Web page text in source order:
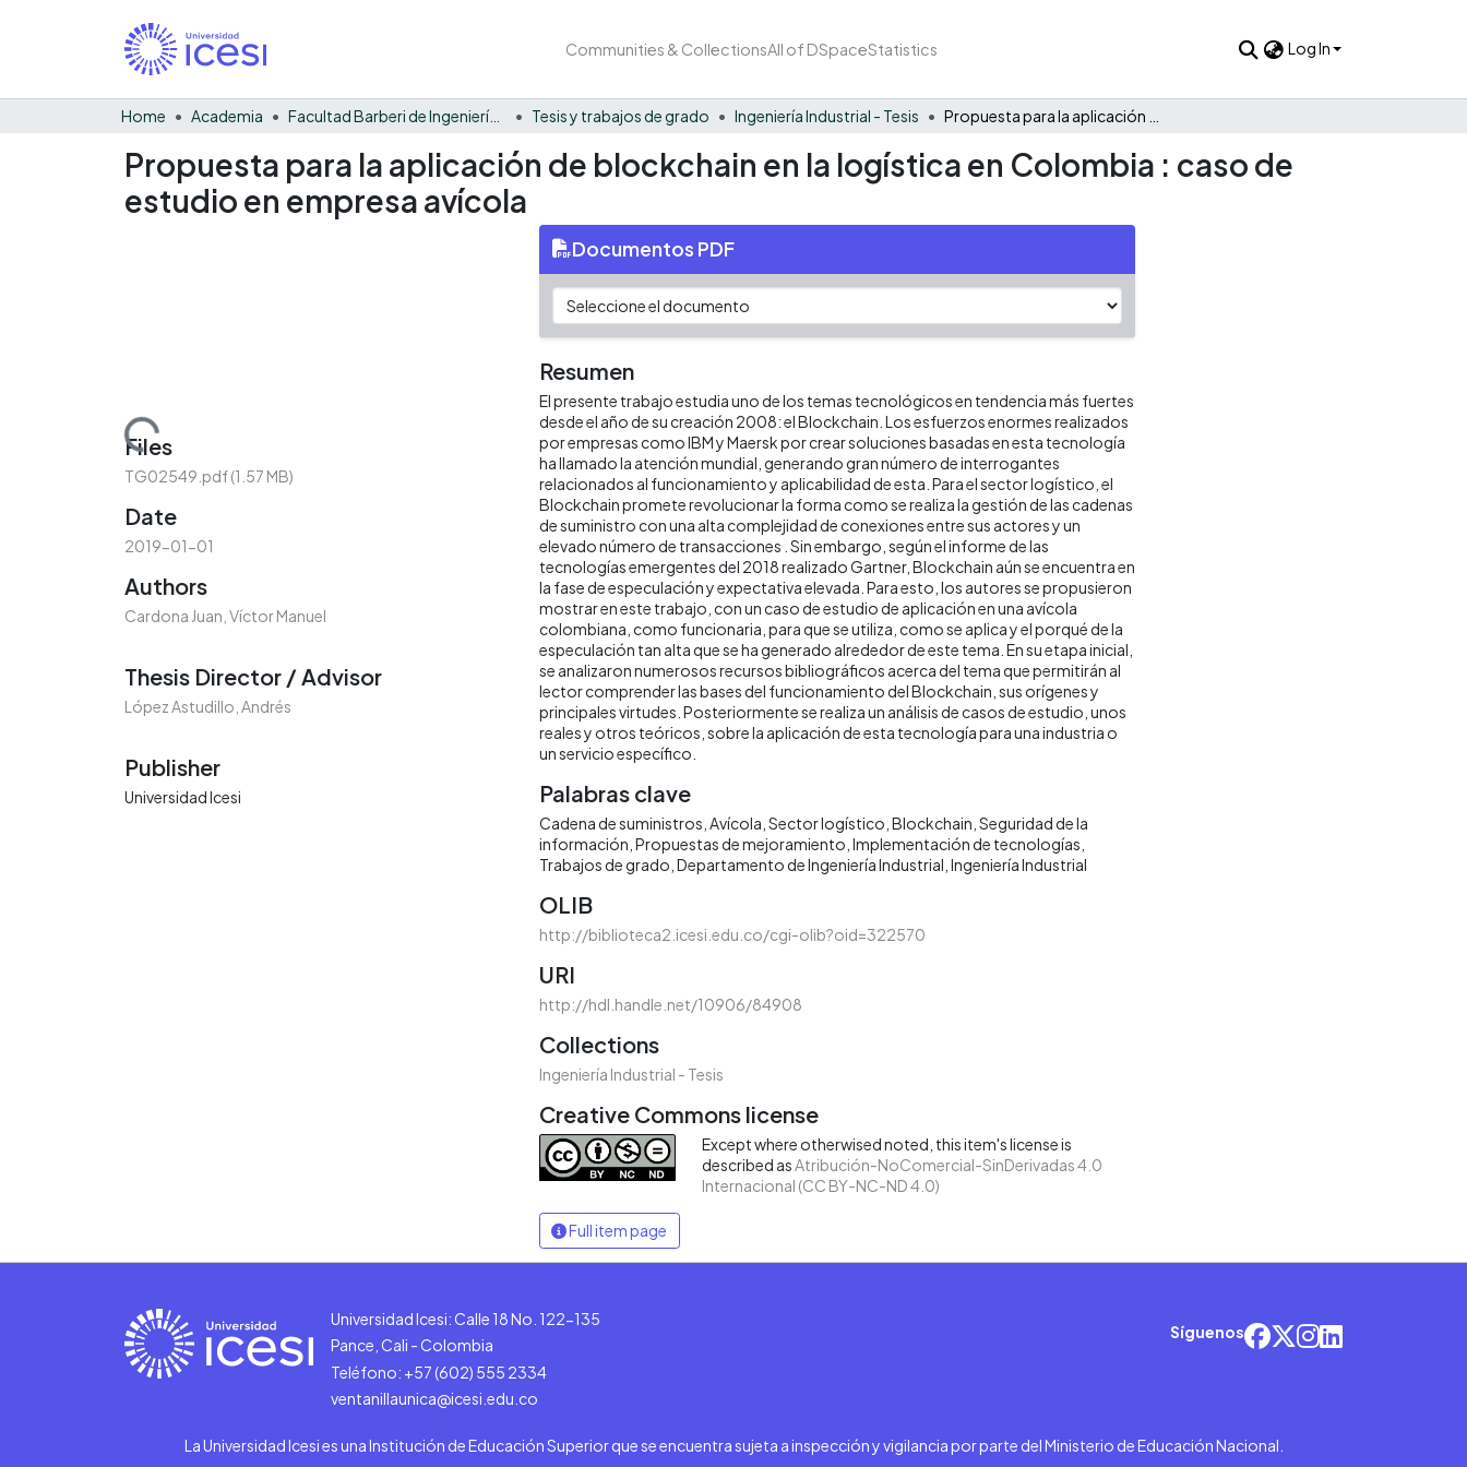
Communities & CollectionsAll of DSpaceStatistics Log In
Home Academia Facultad Barberi de Ingeniería, Diseño y Ciencias Aplicadas Tesis y trabajos de grado Ingeniería Industrial - Tesis
Propuesta para la aplicación de blockchain en la logística en Colombia : caso de
estudio en empresa avícola
Loading...
Files
TG02549.pdf(1.57 MB)
Date
2019-01-01
Authors
Cardona Juan, Víctor Manuel
Thesis Director / Advisor
López Astudillo, Andrés
Publisher
Universidad Icesi
Documentos PDF
Resumen
El presente trabajo estudia uno de los temas tecnológicos en tendencia más fuertes
desde el año de su creación 2008: el Blockchain. Los esfuerzos enormes realizados
por empresas como IBM y Maersk por crear soluciones basadas en esta tecnología
ha llamado la atención mundial, generando gran número de interrogantes
relacionados al funcionamiento y aplicabilidad de esta. Para el sector logístico, el
Blockchain promete revolucionar la forma como se realiza la gestión de las cadenas
de suministro con una alta complejidad de conexiones entre sus actores y un
elevado número de transacciones . Sin embargo, según el informe de las
tecnologías emergentes del 2018 realizado Gartner, Blockchain aún se encuentra en
la fase de especulación y expectativa elevada. Para esto, los autores se propusieron
mostrar en este trabajo, con un caso de estudio de aplicación en una avícola
colombiana, como funcionaria, para que se utiliza, como se aplica y el porqué de la
especulación tan alta que se ha generado alrededor de este tema. En su etapa inicial,
se analizaron numerosos recursos bibliográficos acerca del tema que permitirán al
lector comprender las bases del funcionamiento del Blockchain, sus orígenes y
principales virtudes. Posteriormente se realiza un análisis de casos de estudio, unos
reales y otros teóricos, sobre la aplicación de esta tecnología para una industria o
un servicio específico.
Palabras clave
Cadena de suministros Avícola Sector logístico Blockchain Seguridad de la
información Propuestas de mejoramiento Implementación de tecnologías
Trabajos de grado Departamento de Ingeniería Industrial Ingeniería Industrial
OLIB
http://biblioteca2.icesi.edu.co/cgi-olib?oid=322570
URI
http://hdl.handle.net/10906/84908
Collections
Ingeniería Industrial - Tesis
Creative Commons license
Except where otherwised noted, this item's license is
described as Atribución-NoComercial-SinDerivadas 4.0
Internacional (CC BY-NC-ND 4.0)
Full item page
Universidad Icesi: Calle 18 No. 122-135
Pance, Cali - Colombia
Teléfono: +57 (602) 555 2334
ventanillaunica@icesi.edu.co
Síguenos
La Universidad Icesi es una Institución de Educación Superior que se encuentra sujeta a inspección y vigilancia por parte del Ministerio de Educación Nacional.